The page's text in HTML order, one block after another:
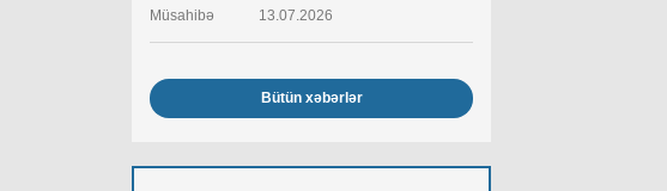
Müsahibə 13.07.2026
Bütün xəbərlər